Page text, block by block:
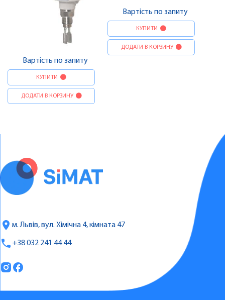
Вартість по запиту
КУПИТИ
ДОДАТИ В КОРЗИНУ
Вартість по запиту
КУПИТИ
ДОДАТИ В КОРЗИНУ
м. Львів, вул. Хімічна 4, кімната 47
+38 032 241 44 44